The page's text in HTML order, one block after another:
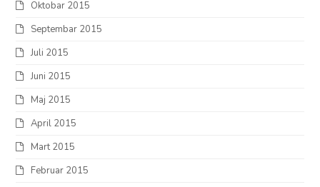
Oktobar 2015
Septembar 2015
Juli 2015
Juni 2015
Maj 2015
April 2015
Mart 2015
Februar 2015